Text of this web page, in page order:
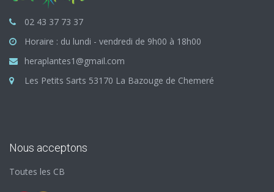
02 43 37 73 37
Horaire : du lundi - vendredi de 9h00 à 18h00
heraplantes1@gmail.com
Les Petits Sarts 53170 La Bazouge de Chemeré
Nous acceptons
Toutes les CB